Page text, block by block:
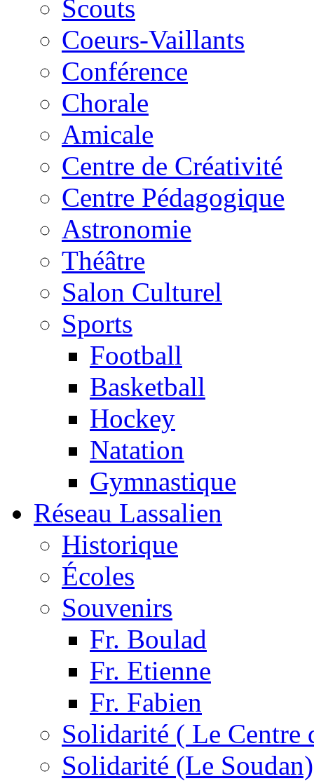
Scouts
Coeurs-Vaillants
Conférence
Chorale
Amicale
Centre de Créativité
Centre Pédagogique
Astronomie
Théâtre
Salon Culturel
Sports
Football
Basketball
Hockey
Natation
Gymnastique
Réseau Lassalien
Historique
Écoles
Souvenirs
Fr. Boulad
Fr. Etienne
Fr. Fabien
Solidarité ( Le Centre
Solidarité (Le Soudan)